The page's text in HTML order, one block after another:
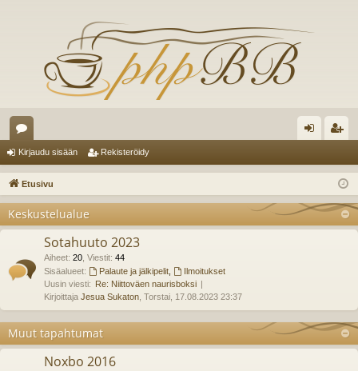
es
ku
el
t
au
si
ist
öi
Kirjaudu sisään Rekisteröidy
Etusivu
Keskustelualue
Sotahuuto 2023
Aiheet: 20 Viestit: 44
Sisäalueet:
Palaute ja jälkipelit,
Ilmoitukset
Uusin viesti: Re: Niittoväen naurisboksi
Kirjoittaja Jesua Sukaton , Torstai, 17.08.2023 23:37
Muut tapahtumat
Noxbo 2016